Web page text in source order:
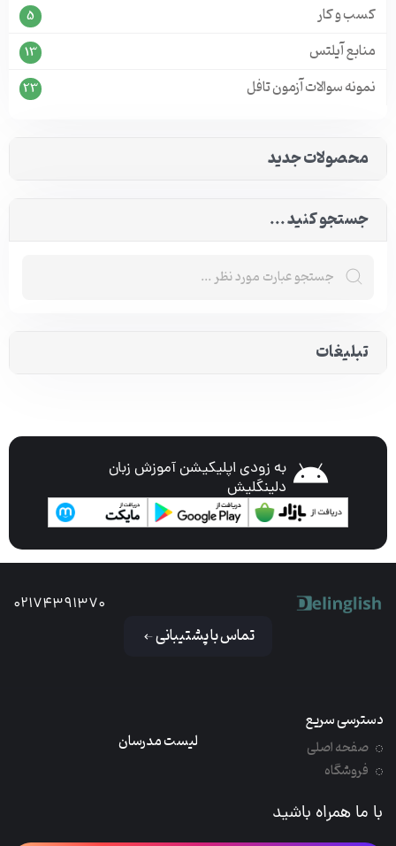
کسب و کار 5
منابع آیلتس 13
نمونه سوالات آزمون تافل 23
محصولات جدید
جستجو کنید ...
تبلیغات
به زودی اپلیکیشن آموزش زبان
دلینگلیش
02174391370
تماس با پشتیبانی
دسترسی سریع
صفحه اصلی
فروشگاه
لیست مدرسان
با ما همراه باشید